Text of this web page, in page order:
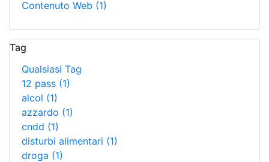
Contenuto Web (1)
Tag
Qualsiasi Tag
12 pass (1)
alcol (1)
azzardo (1)
cndd (1)
disturbi alimentari (1)
droga (1)